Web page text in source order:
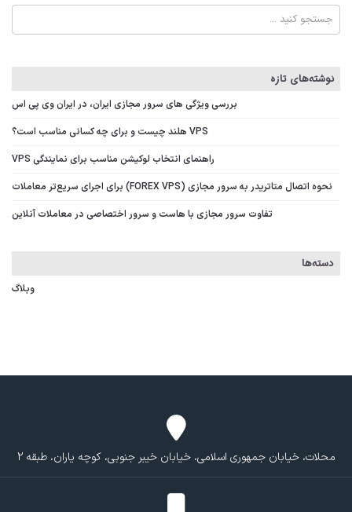
نوشته‌های تازه
بررسی ویژگی‌ های سرور مجازی ایران، در ایران وی پی اس
VPS هلند چیست و برای چه کسانی مناسب است؟
راهنمای انتخاب لوکیشن مناسب برای نمایندگی VPS
نحوه اتصال متاتریدر به سرور مجازی (FOREX VPS) برای اجرای سریع‌تر معاملات
تفاوت سرور مجازی با هاست و سرور اختصاصی در معاملات آنلاین
دسته‌ها
وبلاگ
محلات، خیابان جمهوری اسلامی، خیابان خیبر جنوبی، کوچه یاران، طبقه 2